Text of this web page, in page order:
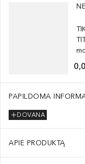
PAPILDOMA
DOVANA
APIE PRODUKTĄ